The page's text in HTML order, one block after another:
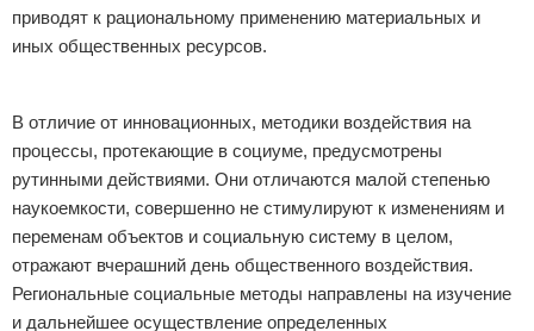
приводят к рациональному применению материальных и
иных общественных ресурсов.
В отличие от инновационных, методики воздействия на
процессы, протекающие в социуме, предусмотрены
рутинными действиями. Они отличаются малой степенью
наукоемкости, совершенно не стимулируют к изменениям и
переменам объектов и социальную систему в целом,
отражают вчерашний день общественного воздействия.
Региональные социальные методы направлены на изучение
и дальнейшее осуществление определенных